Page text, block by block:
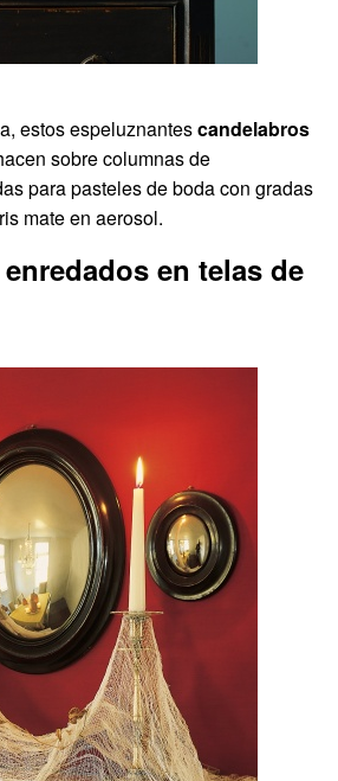
estos espeluznantescandelabros
sobre columnas de
para pasteles de boda con gradas
mate en aerosol.
en telas de